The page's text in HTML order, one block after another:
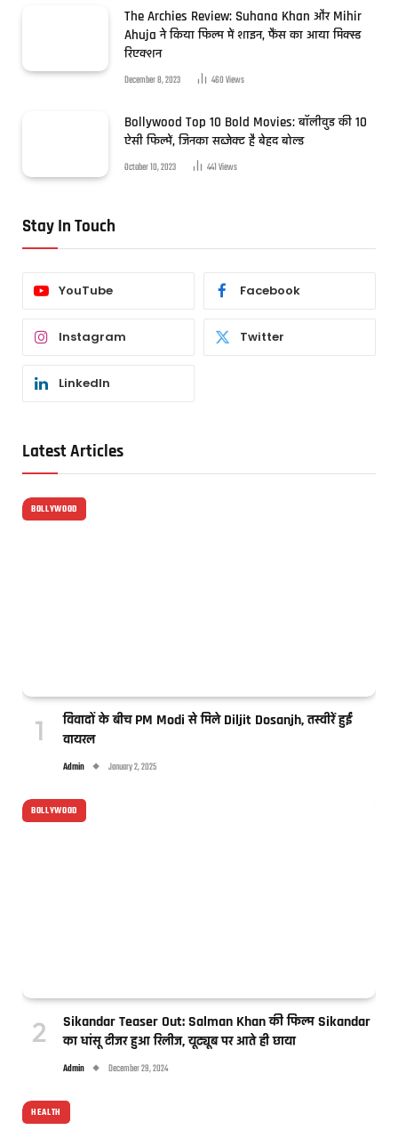
The Archies Review: Suhana Khan और Mihir
Ahuja ने किया फिल्म में शाइन, फैंस का आया मिक्स्ड
रिएक्शन
December 8, 2023 460Views
Bollywood Top 10 Bold Movies: बॉलीवुड की 10
ऐसी फिल्में, जिनका सब्जेक्ट है बेहद बोल्ड
October 10, 2023 441Views
Stay In Touch
YouTube Facebook
Instagram Twitter
LinkedIn
Latest Articles
BOLLYWOOD
विवादों के बीच PM Modi से मिले Diljit Dosanjh, तस्वीरें हुईं
वायरल
Admin January 2, 2025
BOLLYWOOD
Sikandar Teaser Out: Salman Khan की फिल्म Sikandar
का धांसू टीजर हुआ रिलीज, यूट्यूब पर आते ही छाया
Admin December 29, 2024
HEALTH